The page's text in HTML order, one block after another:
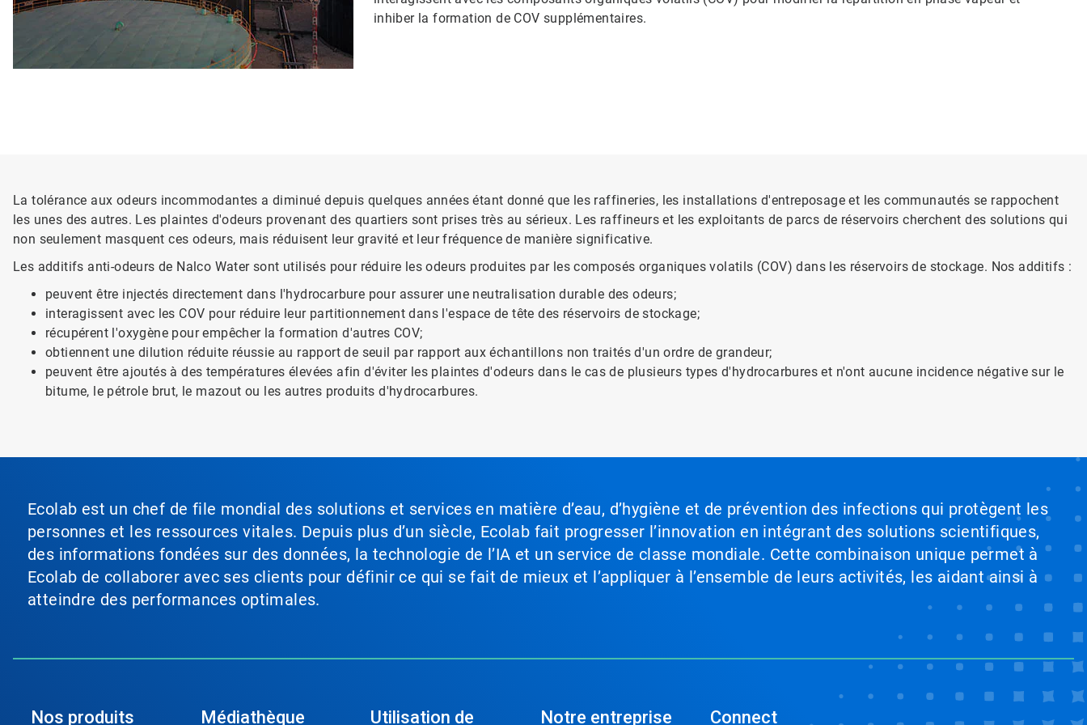
inhiber la formation de COV supplémentaires.
La tolérance aux odeurs incommodantes a diminué depuis quelques années étant donné que les raffineries, les installations d'entreposage et les communautés se rappochent
les unes des autres. Les plaintes d'odeurs provenant des quartiers sont prises très au sérieux. Les raffineurs et les exploitants de parcs de réservoirs cherchent des solutions qui
non seulement masquent ces odeurs, mais réduisent leur gravité et leur fréquence de manière significative.
Les additifs anti-odeurs de Nalco Water sont utilisés pour réduire les odeurs produites par les composés organiques volatils (COV) dans les réservoirs de stockage. Nos additifs :
peuvent être injectés directement dans l'hydrocarbure pour assurer une neutralisation durable des odeurs;
interagissent avec les COV pour réduire leur partitionnement dans l'espace de tête des réservoirs de stockage;
récupérent l'oxygène pour empêcher la formation d'autres COV;
obtiennent une dilution réduite réussie au rapport de seuil par rapport aux échantillons non traités d'un ordre de grandeur;
peuvent être ajoutés à des températures élevées afin d'éviter les plaintes d'odeurs dans le cas de plusieurs types d'hydrocarbures et n'ont aucune incidence négative sur le
bitume, le pétrole brut, le mazout ou les autres produits d'hydrocarbures.
Ecolab est un chef de file mondial des solutions et services en matière d’eau, d’hygiène et de prévention des infections qui protègent les
personnes et les ressources vitales. Depuis plus d’un siècle, Ecolab fait progresser l’innovation en intégrant des solutions scientifiques,
des informations fondées sur des données, la technologie de l’IA et un service de classe mondiale. Cette combinaison unique permet à
Ecolab de collaborer avec ses clients pour définir ce qui se fait de mieux et l’appliquer à l’ensemble de leurs activités, les aidant ainsi à
atteindre des performances optimales.
Nos produits Médiathèque Utilisation de Notre entreprise Connect